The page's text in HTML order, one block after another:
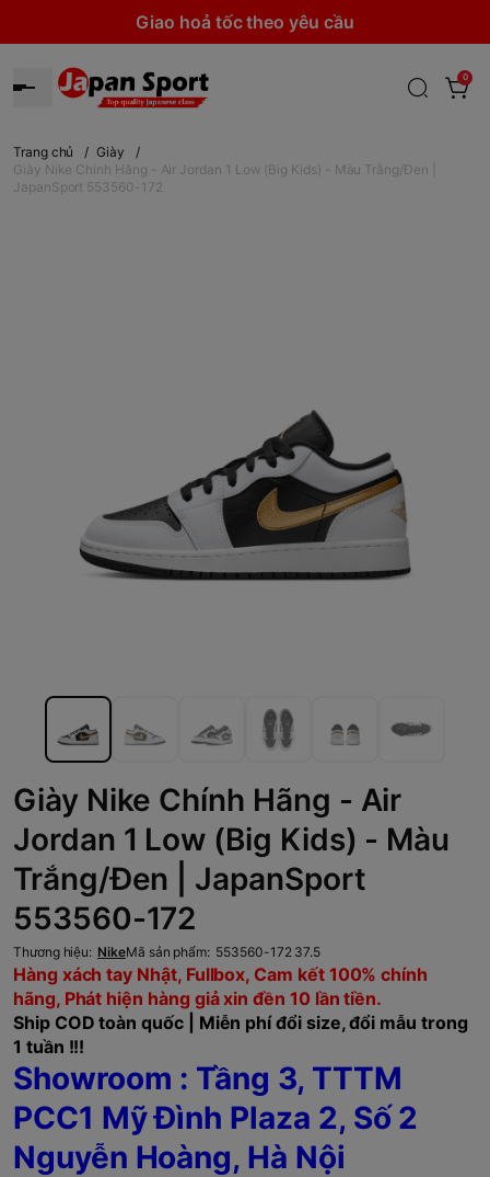
Giao hoả tốc theo yêu cầu
0
Trang chủ / Giày
/
Giày Nike Chính Hãng - Air Jordan 1 Low (Big Kids) - Màu Trắng/Đen |
JapanSport 553560-172
Giày Nike Chính Hãng - Air
Jordan 1 Low (Big Kids) - Màu
Trắng/Đen | JapanSport
553560-172
Thương hiệu: NikeMã sản phẩm: 553560-172 37.5
Hàng xách tay Nhật, Fullbox, Cam kết 100% chính
hãng, Phát hiện hàng giả xin đền 10 lần tiền.
Ship COD toàn quốc | Miễn phí đổi size, đổi mẫu trong
1 tuần !!!
Showroom : Tầng 3, TTTM
PCC1 Mỹ Đình Plaza 2, Số 2
Nguyễn Hoàng, Hà Nội